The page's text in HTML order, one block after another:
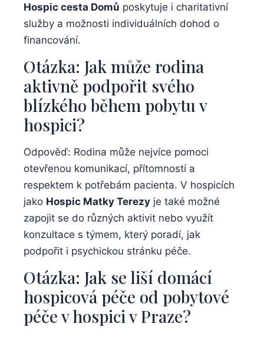
Hospic cesta Domů poskytuje i charitativní
služby a možnosti individuálních dohod o
financování.
Otázka: Jak může rodina
aktivně podpořit svého
blízkého během pobytu v
hospici?
Odpověď: Rodina může nejvíce pomoci
otevřenou komunikací, přítomností a
respektem k potřebám pacienta. V hospicích
jako Hospic Matky Terezy je také možné
zapojit se do různých aktivit nebo využít
konzultace s týmem, který poradí, jak
podpořit i psychickou stránku péče.
Otázka: Jak se liší domácí
hospicová péče od pobytové
péče v hospici v Praze?